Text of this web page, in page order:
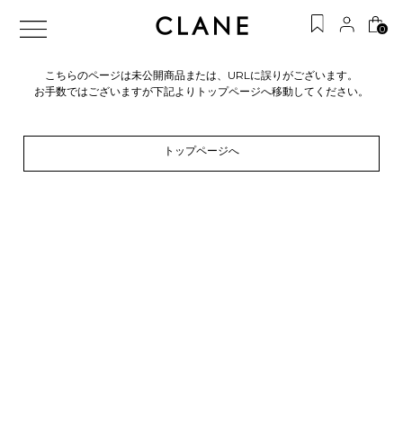
0
こちらのページは未公開商品または、URLに誤りがございます。
お手数ではございますが下記よりトップページへ移動してください。
トップページへ